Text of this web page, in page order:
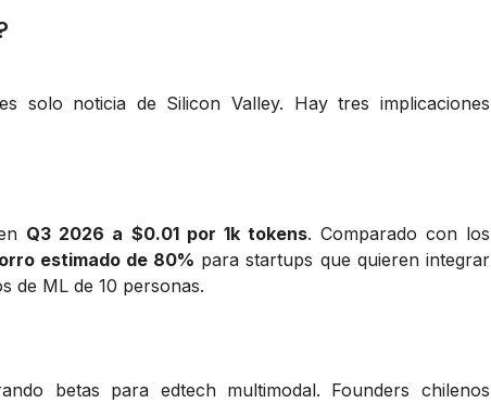
solo noticia de Silicon Valley. Hay tres implicaciones
Q3 2026 a $0.01 por 1k tokens. Comparado con los
estimado de 80% para startups que quieren integrar
de ML de 10 personas.
betas para edtech multimodal. Founders chilenos